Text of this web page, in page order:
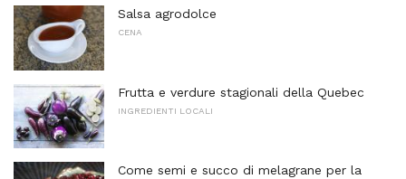
Salsa agrodolce
CENA
Frutta e verdure stagionali della Quebec
INGREDIENTI LOCALI
Come semi e succo di melagrane per la